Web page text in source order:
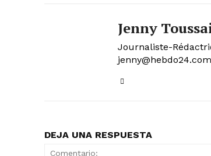
Jenny
Journaliste-
DEJA UNA RESPUESTA